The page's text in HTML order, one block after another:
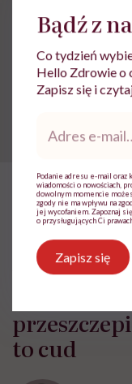
i
Treści
charakter
lekarskiej.
problemów
HelloZdrowie ›
to cud
Bądź z
Co tydzień
Hello Zdrowie o
Zapisz się i
*
Podanie adresu e-mail oraz
wiadomości o nowościach,
dowolnym momencie
zgody nie ma wpływu na
jej wycofaniem. Zapoznaj
o przysługujących Ci
Zapisz się